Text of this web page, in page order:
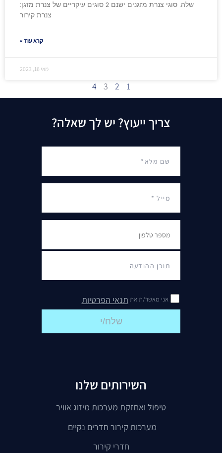
שלה. סוגי צנרת מזגנים ישנם 2 סוגים עיקריים של צנרת מזגן:
צנרת קירור
קרא עוד »
מאי 16, 2023
1
2
3
4
צריך ייעוץ? יש לך שאלה?
אני מאשר/ת את תנאי הפרטיות
שלח/י
השירותים שלנו
טיפול ואחזקת מערכות מיזוג אוויר
מערכות קירור חדרים נקיים
חדרי קירור